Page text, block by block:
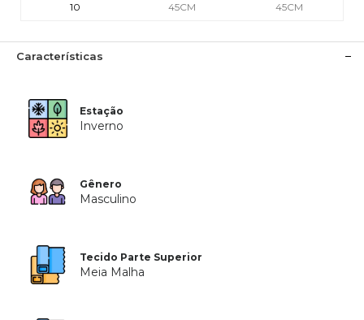
10 45CM 45CM
Características
Estação
Inverno
Gênero
Masculino
Tecido Parte Superior
Meia Malha